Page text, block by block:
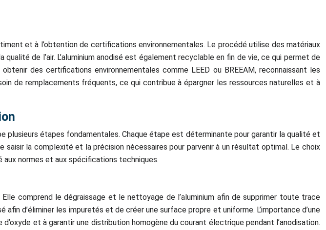
et à l’obtention de certifications environnementales. Le procédé utilise des matériaux
de l’air. L’aluminium anodisé est également recyclable en fin de vie, ce qui permet de
des certifications environnementales comme LEED ou BREEAM, reconnaissant les
de remplacements fréquents, ce qui contribue à épargner les ressources naturelles et à
plusieurs étapes fondamentales. Chaque étape est déterminante pour garantir la qualité et
la complexité et la précision nécessaires pour parvenir à un résultat optimal. Le choix
normes et aux spécifications techniques.
comprend le dégraissage et le nettoyage de l’aluminium afin de supprimer toute trace
d’éliminer les impuretés et de créer une surface propre et uniforme. L’importance d’une
et à garantir une distribution homogène du courant électrique pendant l’anodisation.